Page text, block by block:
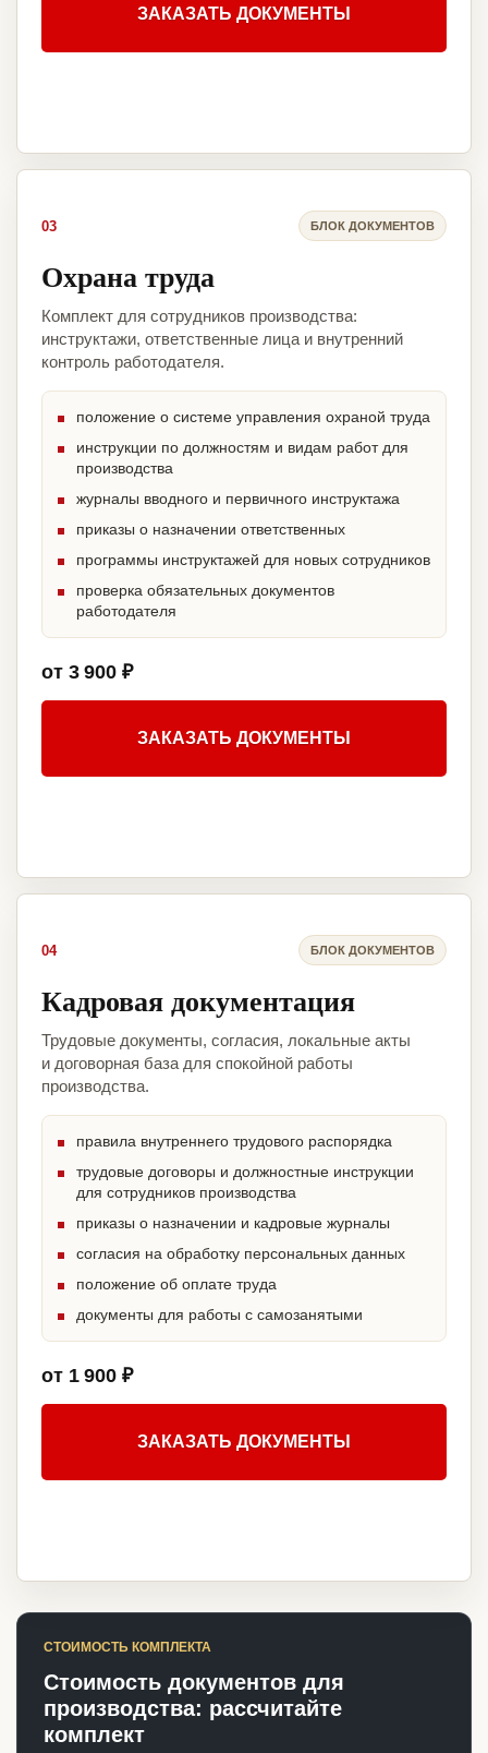
ЗАКАЗАТЬ ДОКУМЕНТЫ
03 БЛОК ДОКУМЕНТОВ
Охрана труда
Комплект для сотрудников производства:
инструктажи, ответственные лица и внутренний
контроль работодателя.
положение о системе управления охраной труда
инструкции по должностям и видам работ для
производства
журналы вводного и первичного инструктажа
приказы о назначении ответственных
программы инструктажей для новых сотрудников
проверка обязательных документов
работодателя
от 3 900 ₽
ЗАКАЗАТЬ ДОКУМЕНТЫ
04 БЛОК ДОКУМЕНТОВ
Кадровая документация
Трудовые документы, согласия, локальные акты
и договорная база для спокойной работы
производства.
правила внутреннего трудового распорядка
трудовые договоры и должностные инструкции
для сотрудников производства
приказы о назначении и кадровые журналы
согласия на обработку персональных данных
положение об оплате труда
документы для работы с самозанятыми
от 1 900 ₽
ЗАКАЗАТЬ ДОКУМЕНТЫ
СТОИМОСТЬ КОМПЛЕКТА
Стоимость документов для
производства: рассчитайте
комплект